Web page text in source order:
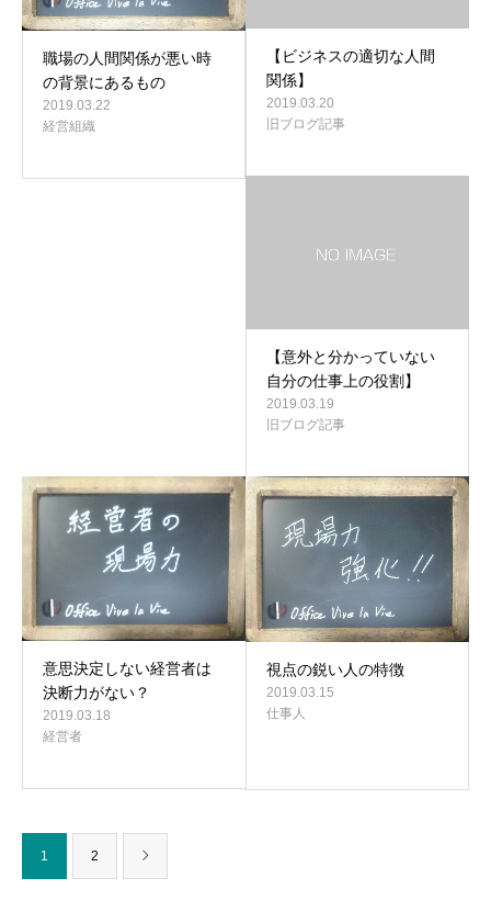
職場の人間関係が悪い時
の背景にあるもの
2019.03.22
経営組織
【ビジネスの適切な人間
関係】
2019.03.20
旧ブログ記事
【意外と分かっていない
自分の仕事上の役割】
2019.03.19
旧ブログ記事
意思決定しない経営者は
決断力がない？
2019.03.18
経営者
視点の鋭い人の特徴
2019.03.15
仕事人
1 2